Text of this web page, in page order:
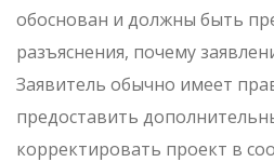
обоснован и должны быть
разъяснения, почему
Заявитель обычно имеет
предоставить
корректировать проект в